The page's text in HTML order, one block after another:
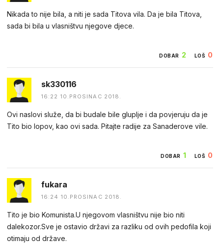
Nikada to nije bila, a niti je sada Titova vila. Da je bila Titova,
sada bi bila u vlasništvu njegove djece.
DOBAR 2 LOŠ 0
sk330116
16:22 10.PROSINAC 2018.
Ovi naslovi služe, da bi budale bile gluplje i da povjeruju da je
Tito bio lopov, kao ovi sada. Pitajte radije za Sanaderove vile.
DOBAR 1 LOŠ 0
fukara
16:24 10.PROSINAC 2018.
Tito je bio Komunista.U njegovom vlasništvu nije bio niti
dalekozor.Sve je ostavio državi za razliku od ovih pedofila koji
otimaju od države.